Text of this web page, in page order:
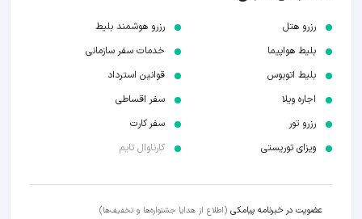
رزرو هتل
بلیط هواپیما
بلیط اتوبوس
اجاره ویلا
رزرو تور
ویزای توریستی
رزرو هوشمند بلیط
خدمات سفر سازمانی
قوانین استرداد
سفر اقساطی
سفر کارت
کارناوال تایم
عضویت در خبرنامه پیامکی (اطلاع از هدایا جشنواره‌ها و تخفیف‌ها)